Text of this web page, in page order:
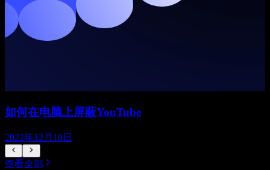
如何在电脑上屏蔽YouTube
2022年12月10日
查看全部